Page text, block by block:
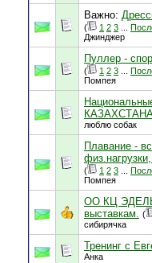
Важно:
( 1 2 3
Джинджер
Пуллер -
( 1 2 3
Помпея
КАЗАХСТАНА
люблю собак
Плавание -
( 1 2 3
Помпея
ОО КЦ
выставкам. (
сибирячка
Тренинг с
Анка